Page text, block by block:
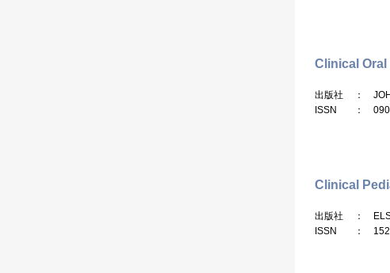
Clinical
出版社
：
ISSN
：
Clinical
出版社
：
ISSN
：